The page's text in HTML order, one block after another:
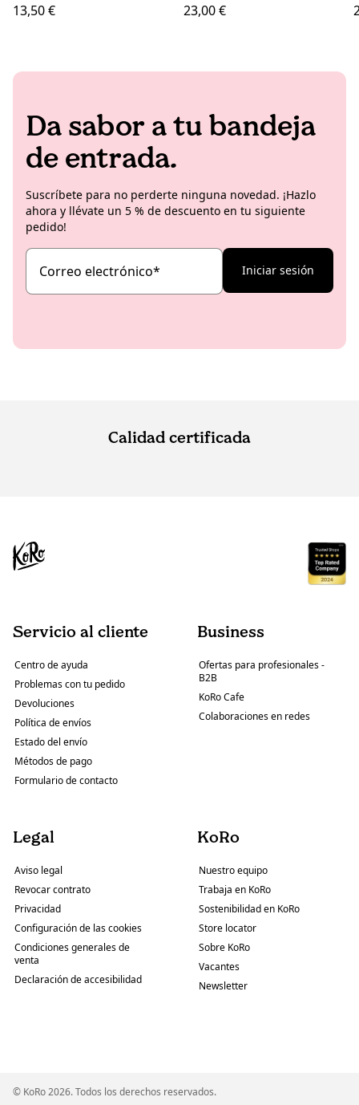
13,50 €
23,00 €
Da sabor a tu bandeja
de entrada.
Suscríbete para no perderte ninguna novedad. ¡Hazlo
ahora y llévate un 5 % de descuento en tu siguiente
pedido!
Correo electrónico* Iniciar sesión
Calidad certificada
Servicio al cliente
Centro de ayuda
Problemas con tu pedido
Devoluciones
Política de envíos
Estado del envío
Métodos de pago
Formulario de contacto
Business
Ofertas para profesionales -
B2B
KoRo Cafe
Colaboraciones en redes
Legal
Aviso legal
Revocar contrato
Privacidad
Configuración de las cookies
Condiciones generales de
venta
Declaración de accesibilidad
KoRo
Nuestro equipo
Trabaja en KoRo
Sostenibilidad en KoRo
Store locator
Sobre KoRo
Vacantes
Newsletter
© KoRo 2026. Todos los derechos reservados.